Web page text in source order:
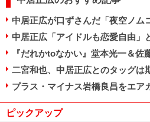
中居正広が口ずさんだ「夜空ノムコウ」元メ
中居正広「アイドルも恋愛自由」と開き直る風
『だれかtoなかい』堂本光一＆佐藤勝利ゲストで「激
二宮和也、中居正広とのタッグは期限付き？
プラス・マイナス岩橋良昌をエアガンで撃ったのは誰？
ピックアップ